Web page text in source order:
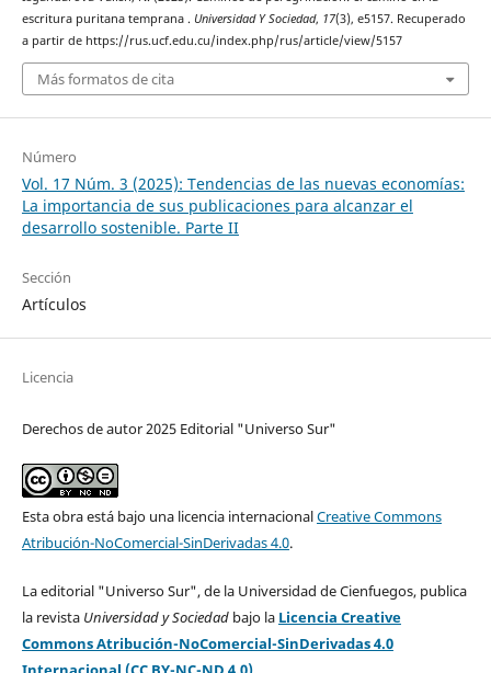
escritura puritana temprana . Universidad Y Sociedad, 17(3), e5157. Recuperado
a partir de https://rus.ucf.edu.cu/index.php/rus/article/view/5157
Más formatos de cita
Número
Vol. 17 Núm. 3 (2025): Tendencias de las nuevas economías:
La importancia de sus publicaciones para alcanzar el
desarrollo sostenible. Parte II
Sección
Artículos
Licencia
Derechos de autor 2025 Editorial "Universo Sur"
Esta obra está bajo una licencia internacionalCreative Commons
Atribución-NoComercial-SinDerivadas 4.0.
La editorial "Universo Sur", de la Universidad de Cienfuegos, publica
la revista Universidad y Sociedad bajo la Licencia Creative
Commons Atribución-NoComercial-SinDerivadas 4.0